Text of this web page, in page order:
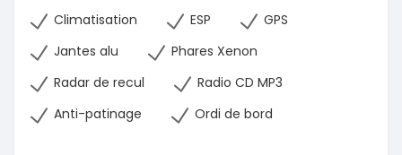
Climatisation
ESP
GPS
Jantes alu
Phares Xenon
Radar de recul
Radio CD MP3
Anti-patinage
Ordi de bord